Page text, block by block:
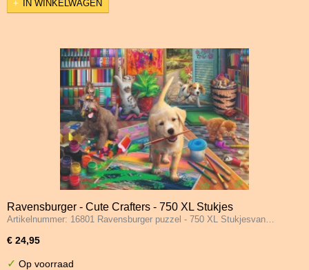
IN WINKELWAGEN
Ravensburger - Cute Crafters - 750 XL Stukjes
Artikelnummer: 16801 Ravensburger puzzel - 750 XL Stukjesvan…
€ 24,95
✓ Op voorraad